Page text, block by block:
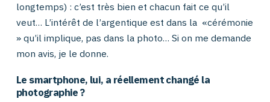
longtemps) : c’est très bien et chacun fait ce qu’il
veut… L’intérêt de l’argentique est dans la «cérémonie
» qu’il implique, pas dans la photo… Si on me demande
mon avis, je le donne.
Le smartphone, lui, a réellement changé la
photographie ?